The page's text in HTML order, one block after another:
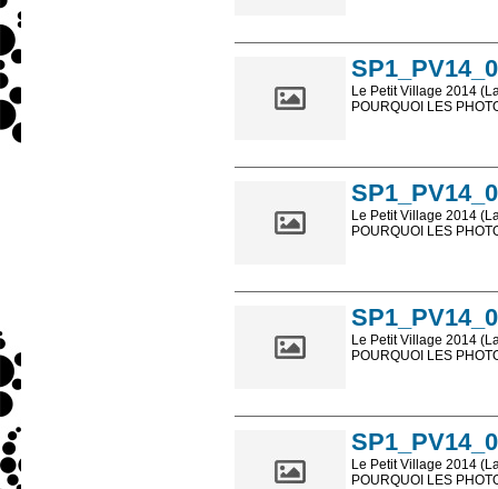
Le Petit Village 2014
POURQUOI LES
Le Petit Village 2014
POURQUOI LES
Le Petit Village 2014
POURQUOI LES
Le Petit Village 2014
POURQUOI LES